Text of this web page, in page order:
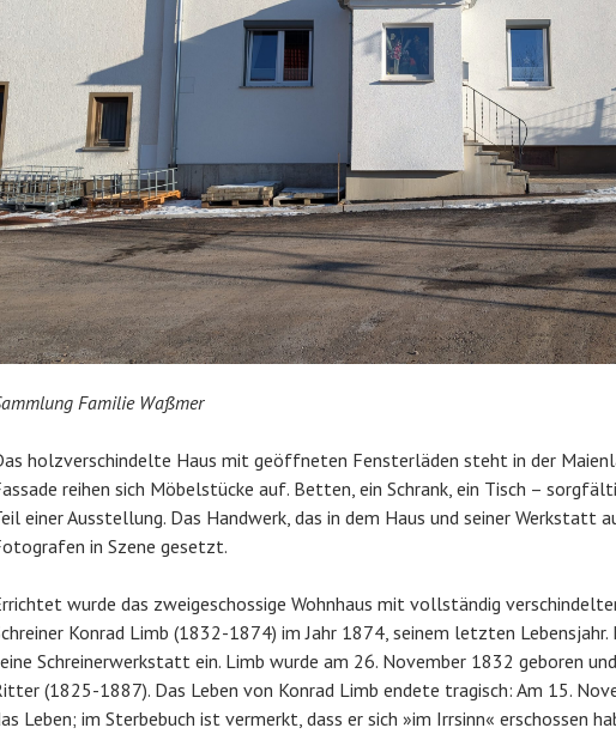
Familie Waßmer
holzverschindelte Haus mit geöffneten Fensterläden steht in der
reihen sich Möbelstücke auf. Betten, ein Schrank, ein Tisch –
einer Ausstellung. Das Handwerk, das in dem Haus und seiner Werkstatt
in Szene gesetzt.
wurde das zweigeschossige Wohnhaus mit vollständig
Konrad Limb (1832-1874) im Jahr 1874, seinem letzten
Schreinerwerkstatt ein. Limb wurde am 26. November 1832 geboren
(1825-1887). Das Leben von Konrad Limb endete tragisch: Am 15.
Leben; im Sterbebuch ist vermerkt, dass er sich »im Irrsinn« erschossen